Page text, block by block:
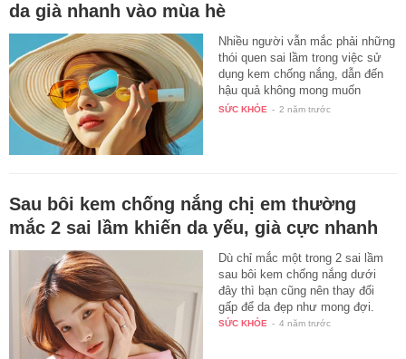
da già nhanh vào mùa hè
Nhiều người vẫn mắc phải những
thói quen sai lầm trong việc sử
dụng kem chống nắng, dẫn đến
hậu quả không mong muốn
như…
SỨC KHỎE - 2 năm trước
Sau bôi kem chống nắng chị em thường
mắc 2 sai lầm khiến da yếu, già cực nhanh
Dù chỉ mắc một trong 2 sai lầm
sau bôi kem chống nắng dưới
đây thì bạn cũng nên thay đổi
gấp để da đẹp như mong đợi.
SỨC KHỎE - 4 năm trước